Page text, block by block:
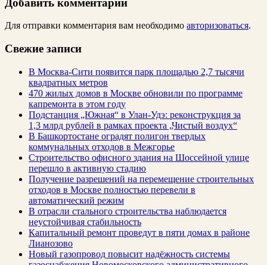
Для отправки комментария вам необходимо авторизоваться.
Свежие записи
В Москва-Сити появится парк площадью 2,7 тысячи
квадратных метров
470 жилых домов в Москве обновили по программе
капремонта в этом году
Подстанция „Южная“ в Улан‑Удэ: реконструкция за
1,3 млрд рублей в рамках проекта „Чистый воздух“
В Башкортостане оградят полигон твердых
коммунальных отходов в Межгорье
Строительство офисного здания на Шоссейной улице
перешло в активную стадию
Получение разрешений на перемещение строительных
отходов в Москве полностью перевели в
автоматический режим
В отрасли стального строительства наблюдается
неустойчивая стабильность
Капитальный ремонт проведут в пяти домах в районе
Лианозово
Новый газопровод повысит надёжность системы